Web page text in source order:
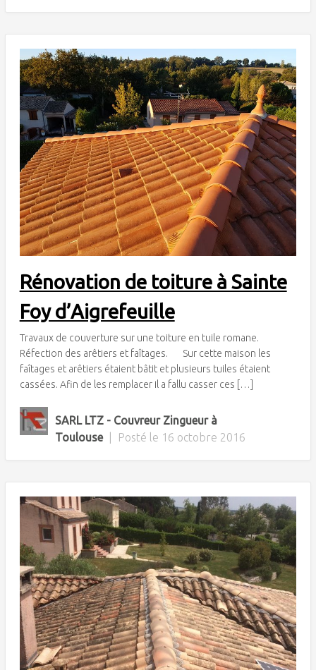
Rénovation de toiture à Sainte
Foy d’Aigrefeuille
Travaux de couverture sur une toiture en tuile romane.
Réfection des arêtiers et faîtages. Sur cette maison les
faîtages et arêtiers étaient bâtit et plusieurs tuiles étaient
cassées. Afin de les remplacer il a fallu casser ces […]
SARL LTZ - Couvreur Zingueur à
Toulouse
Posté le 16 octobre 2016